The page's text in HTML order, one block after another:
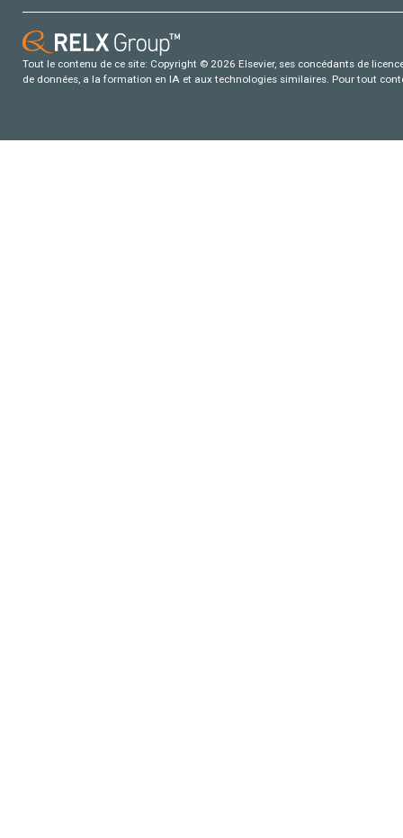
Tout le contenu de ce site: Copyright © 2026 Elsevier, ses concédants de
de données, a la formation en IA et aux technologies similaires. Pour tout